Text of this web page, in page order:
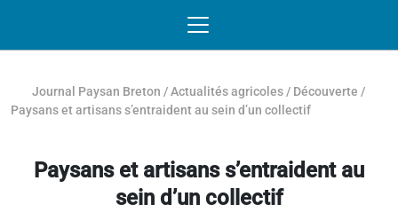
Journal Paysan Breton /Actualités agricoles / Découverte /
Paysans et artisans s’entraident au sein d’un collectif
Paysans et artisans s’entraident au
sein d’un collectif